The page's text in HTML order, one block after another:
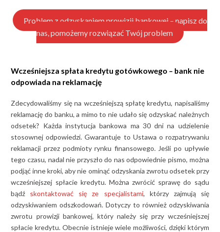
Problem z odzyskaniem prowizji bankowej – napisz do
nas, pomożemy rozwiązać Twój problem
Wcześniejsza spłata kredytu gotówkowego – bank nie
odpowiada na reklamację
Zdecydowaliśmy się na wcześniejszą spłatę kredytu, napisaliśmy
reklamację do banku, a mimo to nie udało się odzyskać należnych
odsetek? Każda instytucja bankowa ma 30 dni na udzielenie
stosownej odpowiedzi. Gwarantuje to Ustawa o rozpatrywaniu
reklamacji przez podmioty rynku finansowego. Jeśli po upływie
tego czasu, nadal nie przyszło do nas odpowiednie pismo, można
podjąć inne kroki, aby nie ominąć odzyskania zwrotu odsetek przy
wcześniejszej spłacie kredytu. Można zwrócić sprawę do sądu
bądź skontaktować się ze specjalistami, którzy zajmują się
odzyskiwaniem odszkodowań. Dotyczy to również odzyskiwania
zwrotu prowizji bankowej, który należy się przy wcześniejszej
spłacie kredytu. Obecnie istnieje wiele możliwości, dzięki którym